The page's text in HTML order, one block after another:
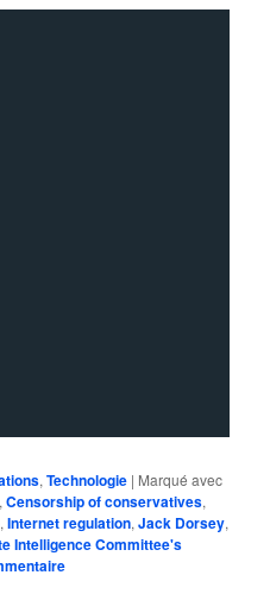
,Technologie | Marqué avec
,Censorship of conservatives,
,Internet regulation,Jack Dorsey,
Intelligence Committee's